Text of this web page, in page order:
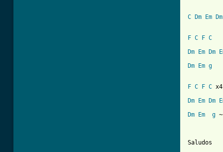
C Dm Em Dm
F C F C
Dm
Em Dm
Dm
Em g
F C F C x4
Dm
Em Dm
Dm
Em g
Saludos